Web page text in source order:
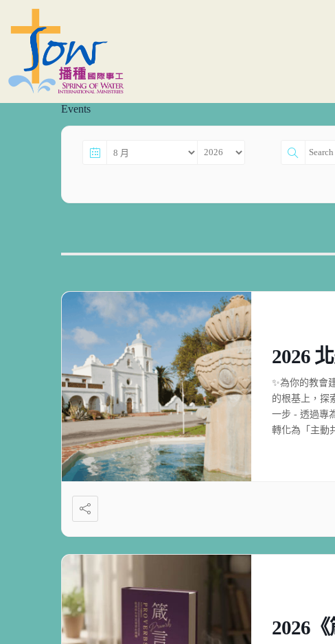
Events
2026
✨為你的教會
的根基上，探
一步 - 透過專
轉化為「主動
2026